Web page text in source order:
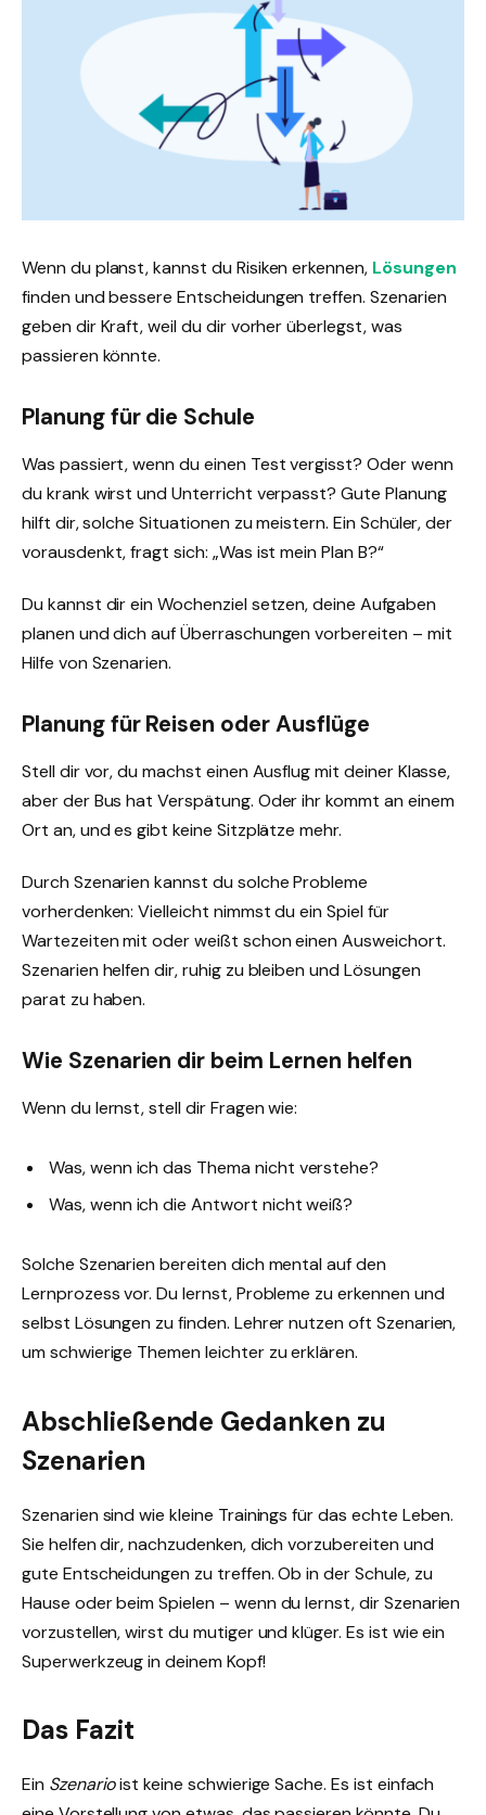
Wenn du planst, kannst du Risiken erkennen, Lösungen
finden und bessere Entscheidungen treffen. Szenarien
geben dir Kraft, weil du dir vorher überlegst, was
passieren könnte.
Planung für die Schule
Was passiert, wenn du einen Test vergisst? Oder wenn
du krank wirst und Unterricht verpasst? Gute Planung
hilft dir, solche Situationen zu meistern. Ein Schüler, der
vorausdenkt, fragt sich: „Was ist mein Plan B?“
Du kannst dir ein Wochenziel setzen, deine Aufgaben
planen und dich auf Überraschungen vorbereiten – mit
Hilfe von Szenarien.
Planung für Reisen oder Ausflüge
Stell dir vor, du machst einen Ausflug mit deiner Klasse,
aber der Bus hat Verspätung. Oder ihr kommt an einem
Ort an, und es gibt keine Sitzplätze mehr.
Durch Szenarien kannst du solche Probleme
vorherdenken: Vielleicht nimmst du ein Spiel für
Wartezeiten mit oder weißt schon einen Ausweichort.
Szenarien helfen dir, ruhig zu bleiben und Lösungen
parat zu haben.
Wie Szenarien dir beim Lernen helfen
Wenn du lernst, stell dir Fragen wie:
Was, wenn ich das Thema nicht verstehe?
Was, wenn ich die Antwort nicht weiß?
Solche Szenarien bereiten dich mental auf den
Lernprozess vor. Du lernst, Probleme zu erkennen und
selbst Lösungen zu finden. Lehrer nutzen oft Szenarien,
um schwierige Themen leichter zu erklären.
Abschließende Gedanken zu
Szenarien
Szenarien sind wie kleine Trainings für das echte Leben.
Sie helfen dir, nachzudenken, dich vorzubereiten und
gute Entscheidungen zu treffen. Ob in der Schule, zu
Hause oder beim Spielen – wenn du lernst, dir Szenarien
vorzustellen, wirst du mutiger und klüger. Es ist wie ein
Superwerkzeug in deinem Kopf!
Das Fazit
Ein Szenarioist keine schwierige Sache. Es ist einfach